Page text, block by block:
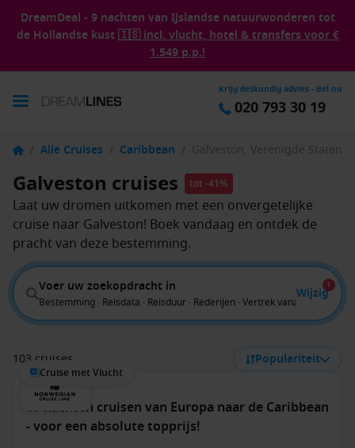
DreamDeal - 9 nachten van IJslandse natuurwonderen tot
de Hollandse kust 🇮🇸 incl. vlucht, hotel & transfers voor €
1.549 p.p.!
Krijg deskundig advies - Bel nu
020 793 30 19
/ Alle Cruises / Caribbean / Galveston, Verenigde Staten
Galveston cruises tot -41%
Laat uw dromen uitkomen met een onvergetelijke
cruise naar Galveston! Boek vandaag en ontdek de
pracht van deze bestemming.
Voer uw zoekopdracht in
Bestemming · Reisdata · Reisduur · Rederijen · Vertrek vanaf
Wijzig
1
103 cruises Populariteit
Cruise met Vlucht
17 nachten cruisen van Europa naar de Caribbean
- voor een absolute topprijs!